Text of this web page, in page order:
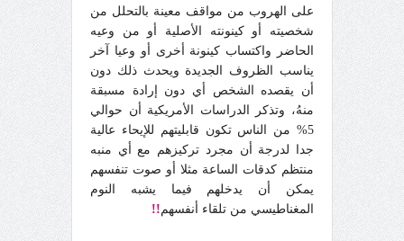
على الهروب من مواقف معينة بالتحلل من
شخصيته أو كينونته الأصلية أو من وعيه
الحاضر واكتساب كينونة أخرى أو وعيا آخر
يناسب الظروف الجديدة ويحدث ذلك دون
أن يقصده الشخص أي دون إرادة مسبقة
منهُ، وتذكر الدراسات الأمريكية أن حوالي
5% من الناس تكون قابليتهم للإيحاء عالية
جدا لدرجة أن مجرد تركيزهم مع أي منبه
منتظم كدقات الساعة مثلا أو صوت تنفسهم
يمكن أن يدخلهم فيما يشبه النوم
المغناطيسي من تلقاء أنفسهم!!